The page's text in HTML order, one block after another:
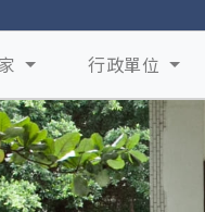
行政單位